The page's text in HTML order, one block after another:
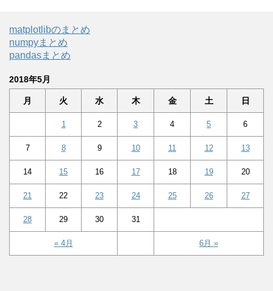
matplotlibのまとめ
numpyまとめ
pandasまとめ
2018年5月
月 火 水 木 金 土 日
« 4月 6月 »
1 2 3 4 5 6
7 8 9 10 11 12 13
14 15 16 17 18 19 20
21 22 23 24 25 26 27
28 29 30 31